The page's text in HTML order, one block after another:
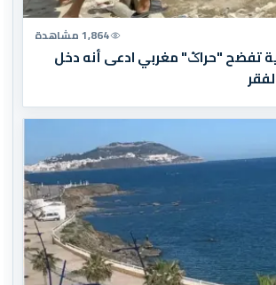
1,864 مشاهدة
تفضح "حراݣ" مغربي ادعى أنه دخل